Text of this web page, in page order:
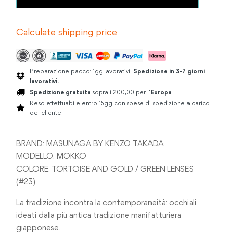
MOKKO
Calculate shipping price
Preparazione pacco: 1gg lavorativi. Spedizione in 3-7 giorni
lavorativi.
Spedizione gratuita sopra i 200,00 per l'Europa
Reso effettuabile entro 15gg con spese di spedizione a carico
del cliente
BRAND: MASUNAGA BY KENZO TAKADA
MODELLO: MOKKO
COLORE: TORTOISE AND GOLD / GREEN LENSES
(#23)
La tradizione incontra la contemporaneità: occhiali
ideati dalla più antica tradizione manifatturiera
giapponese.